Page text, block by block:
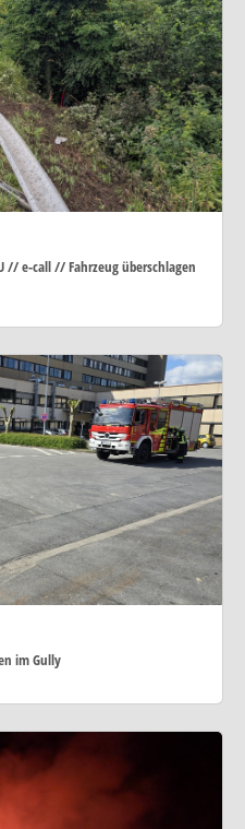
// e-call // Fahrzeug überschlagen
im Gully